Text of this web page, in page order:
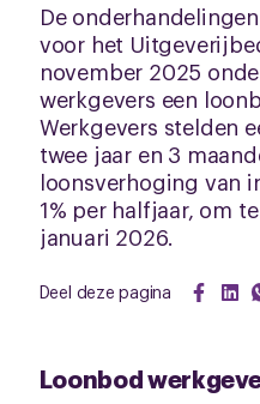
De
voor het
november 2025
werkgevers een
Werkgevers stelden
twee jaar en 3
loonsverhoging van
1% per halfjaar, om
januari 2026.
Deel deze pagina
Loonbod